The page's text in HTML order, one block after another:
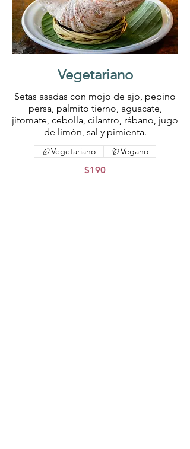
Vegetariano
Setas asadas con mojo de ajo, pepino
persa, palmito tierno, aguacate,
jitomate, cebolla, cilantro, rábano, jugo
de limón, sal y pimienta.
$190
Vegetariano Vegano